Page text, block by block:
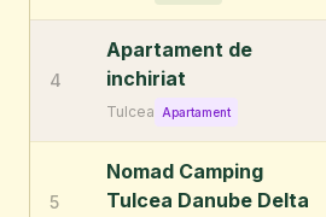
4
Apartament de
inchiriat
Tulcea Apartament
5
Nomad Camping
Tulcea Danube Delta